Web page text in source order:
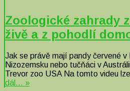
Zoologické zahrady
živě a z pohodlí
Jak se právě mají pandy červené v
Nizozemsku nebo tučňáci v
Trevor zoo USA Na tomto videu
dál… »